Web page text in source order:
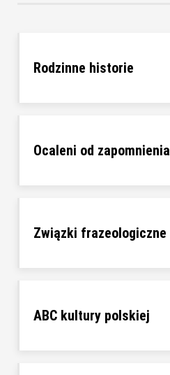
Rodzinne historie
Ocaleni od zapomnienia
Związki frazeologiczne
ABC kultury polskiej